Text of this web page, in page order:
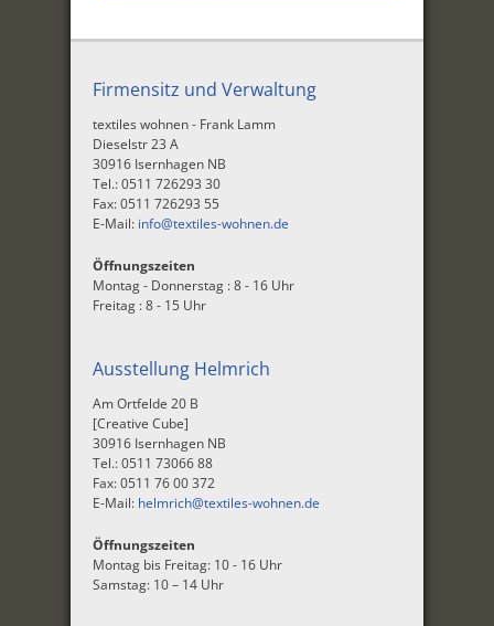
Firmensitz und Verwaltung
textiles wohnen - Frank Lamm
Dieselstr 23 A
30916 Isernhagen NB
Tel.: 0511 726293 30
Fax: 0511 726293 55
E-Mail: info@textiles-wohnen.de
Öffnungszeiten
Montag - Donnerstag : 8 - 16 Uhr
Freitag : 8 - 15 Uhr
Ausstellung Helmrich
Am Ortfelde 20 B
[Creative Cube]
30916 Isernhagen NB
Tel.: 0511 73066 88
Fax: 0511 76 00 372
E-Mail: helmrich@textiles-wohnen.de
Öffnungszeiten
Montag bis Freitag: 10 - 16 Uhr
Samstag: 10 – 14 Uhr